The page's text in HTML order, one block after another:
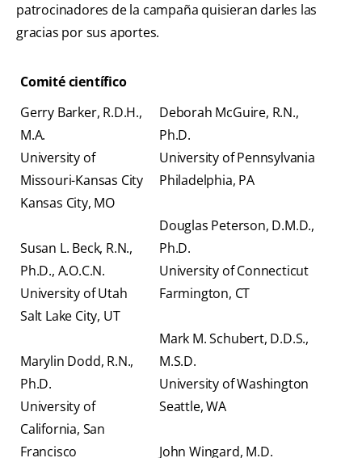
patrocinadores de la campaña quisieran darles las
gracias por sus aportes.
Comité científico
Gerry Barker, R.D.H.,
M.A.
University of
Missouri-Kansas City
Kansas City, MO
Susan L. Beck, R.N.,
Ph.D., A.O.C.N.
University of Utah
Salt Lake City, UT
Marylin Dodd, R.N.,
Ph.D.
University of
California, San
Francisco
Deborah McGuire, R.N.,
Ph.D.
University of Pennsylvania
Philadelphia, PA
Douglas Peterson, D.M.D.,
Ph.D.
University of Connecticut
Farmington, CT
Mark M. Schubert, D.D.S.,
M.S.D.
University of Washington
Seattle, WA
John Wingard, M.D.